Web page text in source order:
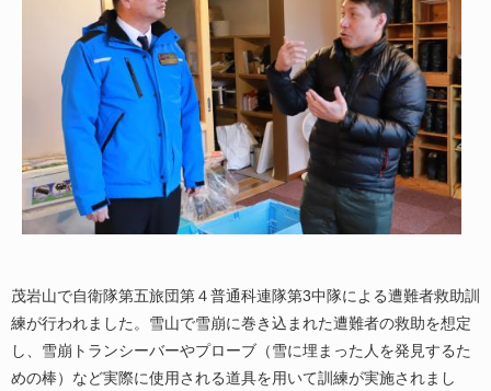
茂岩山で自衛隊第五旅団第４普通科連隊第3中隊による遭難者救助訓
練が行われました。雪山で雪崩に巻き込まれた遭難者の救助を想定
し、雪崩トランシーバーやプローブ（雪に埋まった人を発見するた
めの棒）など実際に使用される道具を用いて訓練が実施されまし